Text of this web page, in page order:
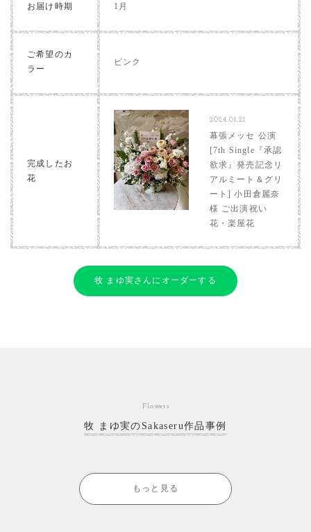
お届け時期 1月
ご希望のカ
ラー
ピンク
完成したお
花
2024.01.21
幕張メッセ 公演
[7th Single『承認
欲求』発売記念リ
アルミート＆グリ
ート] 小田倉麗奈
様 ご出演祝い
花・楽屋花
牧 まゆ実さんにオーダーする
Flowers
牧 まゆ実のSakaseru作品事例
もっと見る